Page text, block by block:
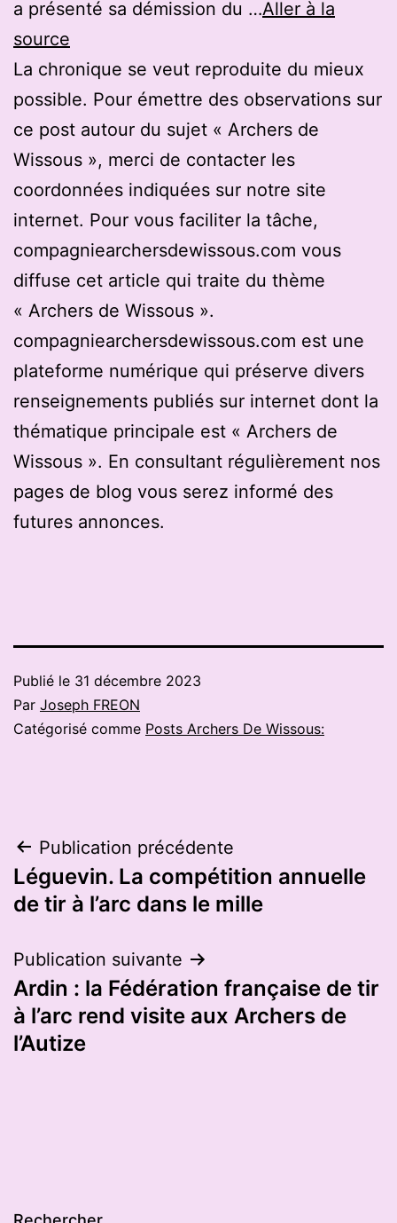
a présenté sa démission du …Aller à la
source
La chronique se veut reproduite du mieux
possible. Pour émettre des observations sur
ce post autour du sujet « Archers de
Wissous », merci de contacter les
coordonnées indiquées sur notre site
internet. Pour vous faciliter la tâche,
compagniearchersdewissous.com vous
diffuse cet article qui traite du thème
« Archers de Wissous ».
compagniearchersdewissous.com est une
plateforme numérique qui préserve divers
renseignements publiés sur internet dont la
thématique principale est « Archers de
Wissous ». En consultant régulièrement nos
pages de blog vous serez informé des
futures annonces.
Publié le 31 décembre 2023
Par Joseph FREON
Catégorisé comme Posts Archers De Wissous:
Navigation
de
Publication précédente
Léguevin. La compétition annuelle
de tir à l’arc dans le mille
Publication suivante
Ardin : la Fédération française de tir
à l’arc rend visite aux Archers de
l’Autize